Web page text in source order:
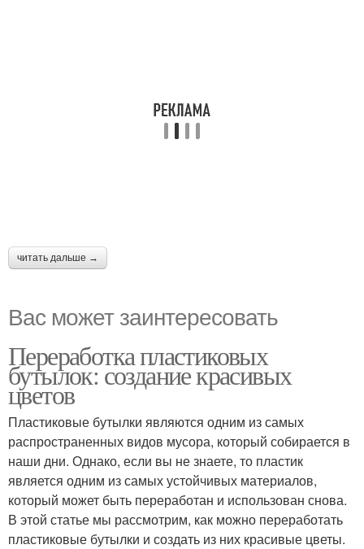
читать дальше →
Вас может заинтересовать
Переработка пластиковых
бутылок: создание красивых
цветов
Пластиковые бутылки являются одним из самых
распространенных видов мусора, который собирается в
наши дни. Однако, если вы не знаете, то пластик
является одним из самых устойчивых материалов,
который может быть переработан и использован снова.
В этой статье мы рассмотрим, как можно переработать
пластиковые бутылки и создать из них красивые цветы.